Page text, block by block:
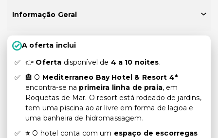
Informação Geral
A oferta inclui
👉 Oferta disponível de 4 a 10 noites.
🏨 O Mediterraneo Bay Hotel & Resort 4*
encontra-se na primeira linha de praia, em
Roquetas de Mar. O resort está rodeado de jardins,
tem uma piscina ao ar livre em forma de lagoa e
uma banheira de hidromassagem.
⭐ O hotel conta com um espaço de escorregas